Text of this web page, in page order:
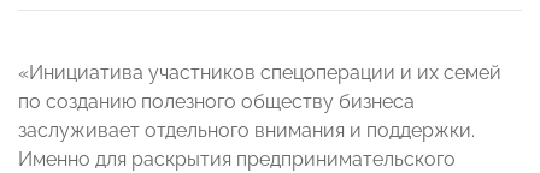
«Инициатива участников спецоперации и их семей
по созданию полезного обществу бизнеса
заслуживает отдельного внимания и поддержки.
Именно для раскрытия предпринимательского